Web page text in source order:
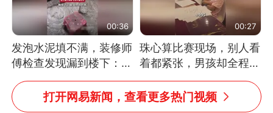
00:36
发泡水泥填不满，装修师
傅检查发现漏到楼下：出
风口未延伸到外墙
00:27
珠心算比赛现场，别人看
着都紧张，男孩却全程气
定神闲、从容作答，最终
拿下冠军。网友：这淡定
的样子，一看就是有实
打开网易新闻，查看更多热门视频